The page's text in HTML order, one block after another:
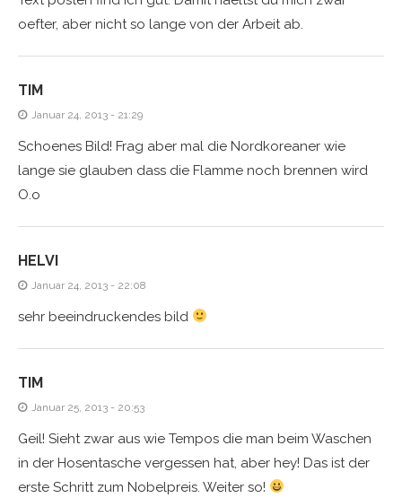
oefter, aber nicht so lange von der Arbeit ab.
TIM
Januar 24, 2013 - 21:29
Schoenes Bild! Frag aber mal die Nordkoreaner wie
lange sie glauben dass die Flamme noch brennen wird
O.o
HELVI
Januar 24, 2013 - 22:08
sehr beeindruckendes bild
TIM
Januar 25, 2013 - 20:53
Geil! Sieht zwar aus wie Tempos die man beim Waschen
in der Hosentasche vergessen hat, aber hey! Das ist der
erste Schritt zum Nobelpreis. Weiter so!